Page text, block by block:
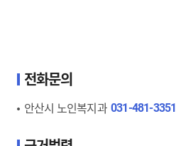
전화문의
안산시 노인복지과 031-481-3351